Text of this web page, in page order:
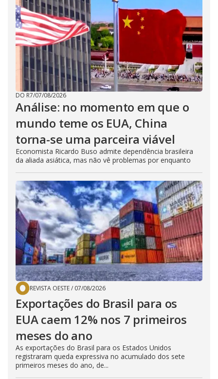
DO R7/07/08/2026
Análise: no momento em que o
mundo teme os EUA, China
torna-se uma parceira viável
Economista Ricardo Buso admite dependência brasileira
da aliada asiática, mas não vê problemas por enquanto
REVISTA OESTE/ 07/08/2026
Exportações do Brasil para os
EUA caem 12% nos 7 primeiros
meses do ano
As exportações do Brasil para os Estados Unidos
registraram queda expressiva no acumulado dos sete
primeiros meses do ano, de...